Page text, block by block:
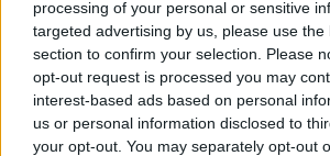
processing of your personal or sensitive
targeted advertising by us, please use the
section to confirm your selection. Please
opt-out request is processed you may
interest-based ads based on personal
us or personal information disclosed to
your opt-out. You may separately opt-out
Pünkösdi Virágálom, melyen idén a könyv
virágkompozíciók témája.
Ünnepi díszbe öltözik
pünkösdi hétvégén